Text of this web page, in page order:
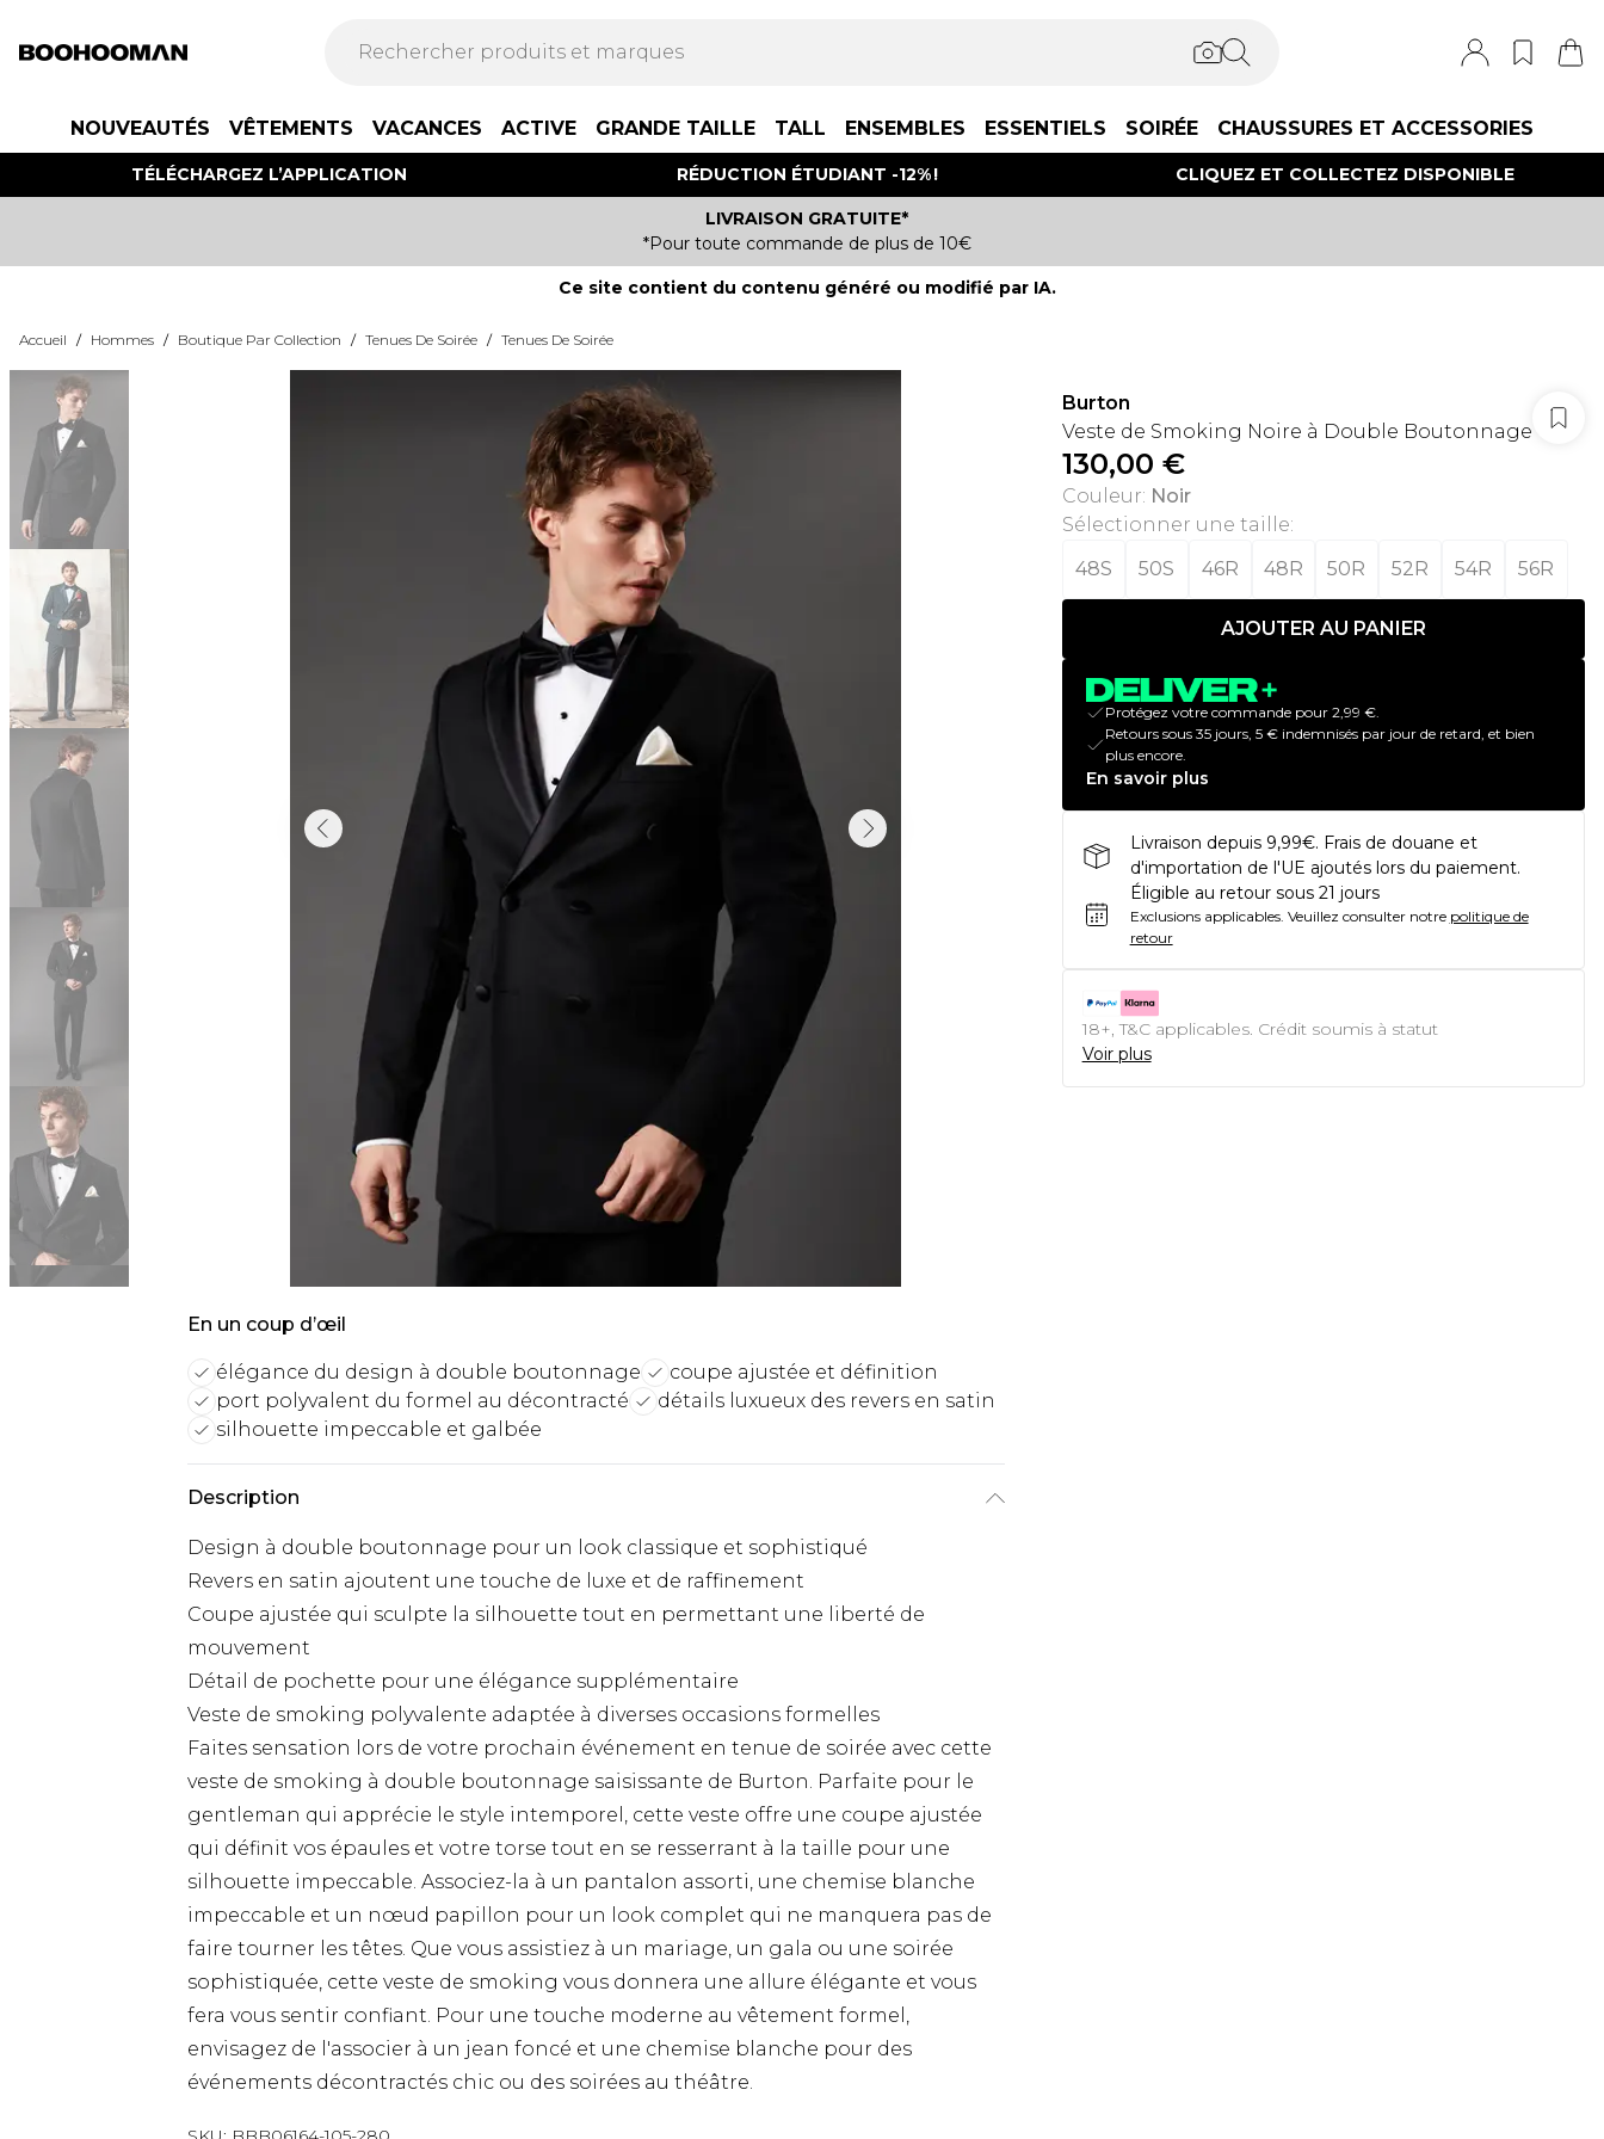
NOUVEAUTÉS VÊTEMENTS VACANCES ACTIVE GRANDE TAILLE TALL ENSEMBLES ESSENTIELS SOIRÉE CHAUSSURES ET ACCESSORIES
TÉLÉCHARGEZ L’APPLICATION RÉDUCTION ÉTUDIANT -12% ! CLIQUEZ ET COLLECTEZ DISPONIBLE
LIVRAISON GRATUITE*
*Pour toute commande de plus de 10€
Ce site contient du contenu généré ou modifié par IA.
Accueil / Hommes / Boutique Par Collection / Tenues De Soirée / Tenues De Soirée
En un coup d’œil
élégance du design à double boutonnage
coupe ajustée et définition
port polyvalent du formel au décontracté
détails luxueux des revers en satin
silhouette impeccable et galbée
Description
Design à double boutonnage pour un look classique et sophistiqué
Revers en satin ajoutent une touche de luxe et de raffinement
Coupe ajustée qui sculpte la silhouette tout en permettant une liberté de
mouvement
Détail de pochette pour une élégance supplémentaire
Veste de smoking polyvalente adaptée à diverses occasions formelles
Faites sensation lors de votre prochain événement en tenue de soirée avec cette
veste de smoking à double boutonnage saisissante de Burton. Parfaite pour le
gentleman qui apprécie le style intemporel, cette veste offre une coupe ajustée
qui définit vos épaules et votre torse tout en se resserrant à la taille pour une
silhouette impeccable. Associez-la à un pantalon assorti, une chemise blanche
impeccable et un nœud papillon pour un look complet qui ne manquera pas de
faire tourner les têtes. Que vous assistiez à un mariage, un gala ou une soirée
sophistiquée, cette veste de smoking vous donnera une allure élégante et vous
fera vous sentir confiant. Pour une touche moderne au vêtement formel,
envisagez de l'associer à un jean foncé et une chemise blanche pour des
événements décontractés chic ou des soirées au théâtre.
Burton
Veste de Smoking Noire à Double Boutonnage
130,00 €
Couleur: Noir
Sélectionner une taille:
48S
50S 46R 48R 50R 52R 54R 56R
AJOUTER AU PANIER
Protégez votre commande pour 2,99 €.
Retours sous 35 jours, 5 € indemnisés par jour de retard, et bien
plus encore.
En savoir plus
Livraison depuis 9,99€. Frais de douane et
d'importation de l'UE ajoutés lors du paiement.
Éligible au retour sous 21 jours
Exclusions applicables. Veuillez consulter notre politique de
retour
18+, T&C applicables. Crédit soumis à statut
Voir plus